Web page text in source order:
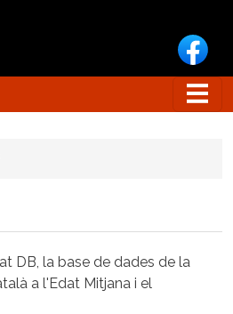
DB, la base de dades de la
a l'Edat Mitjana i el